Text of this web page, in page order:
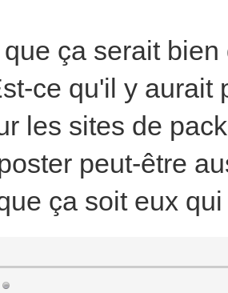
ça serait
ce qu'il y aurait
les sites de
peut-être
ça soit eux